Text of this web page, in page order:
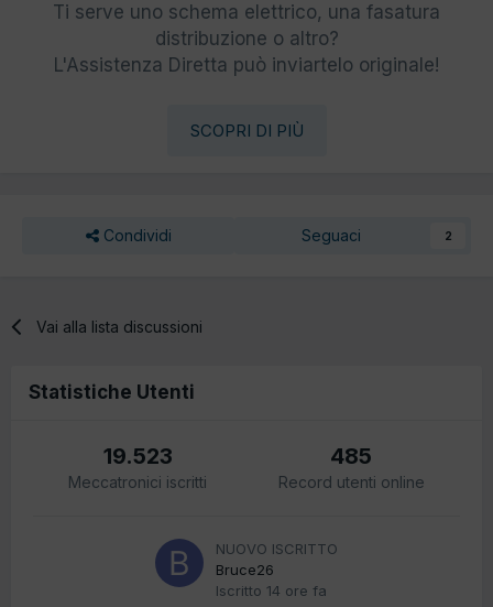
Ti serve uno schema elettrico, una fasatura
distribuzione o altro?
L'Assistenza Diretta può inviartelo originale!
SCOPRI DI PIÙ
Condividi Seguaci 2
Vai alla lista discussioni
Statistiche Utenti
19.523
Meccatronici iscritti
485
Record utenti online
NUOVO ISCRITTO
Bruce26
Iscritto 14 ore fa